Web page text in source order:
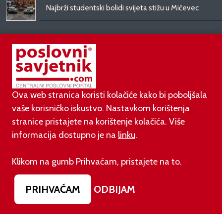
Najbrži studentski bolidi svijeta stižu u Mičevec
Divote Cosmetics predstavlja Hince: novo poglavlje
korejske ljepote stiže u Hrvatsku
Footer menu
O nama Impressum
Uvjeti korištenja
Ova web stranica koristi kolačiće kako bi poboljšala
vaše korisničko iskustvo. Nastavkom korištenja
stranice pristajete na korištenje kolačića. Više
informacija dostupno je na linku.
Klikom na gumb Prihvaćam, pristajete na to.
PRIHVAĆAM ODBIJAM